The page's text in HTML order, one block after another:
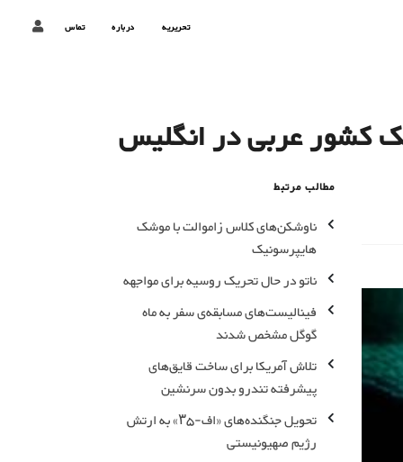
تماس درباره تحریریه
مطالب مرتبط
ناوشکن‌های کلاس زاموالت با موشک
هایپرسونیک
ناتو در حال تحریک روسیه برای مواجهه
فینالیست‌های مسابقه‌ی سفر به ماه
گوگل مشخص شدند
تلاش آمریکا برای ساخت قایق‌های
پیشرفته تندرو بدون سرنشین
تحویل جنگنده‌های «اف-۳۵» به ارتش
رژیم صهیونیستی